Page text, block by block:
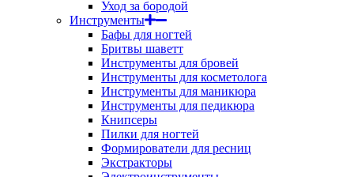
Уход за бородой
Инструменты
Бафы для ногтей
Бритвы шаветт
Инструменты для бровей
Инструменты для косметолога
Инструменты для маникюра
Инструменты для педикюра
Книпсеры
Пилки для ногтей
Формирователи для ресниц
Экстракторы